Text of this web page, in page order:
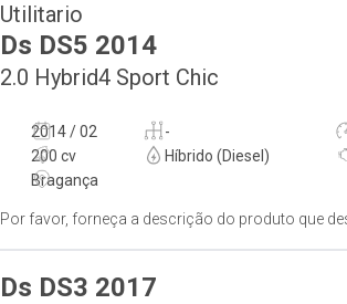
Utilitario
Ds DS5 2014
2.0 Hybrid4 Sport Chic
2014 / 02 -
200 cv
Híbrido (Diesel)
Bragança
Por favor, forneça a descrição do produto que
Ds DS3 2017